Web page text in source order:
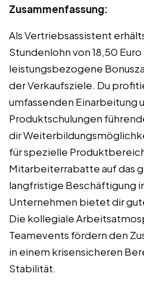
Zusammenfassung:
Als Vertriebsassistent
Stundenlohn von 18,50
leistungsbezogene
der Verkaufsziele. Du
umfassenden Einarbeitung
Produktschulungen
dir
für spezielle
Mitarbeiterrabatte auf das
langfristige Beschäftigung
Unternehmen bietet dir
Die kollegiale
Teamevents fördern den
in einem krisensicheren
Stabilität.